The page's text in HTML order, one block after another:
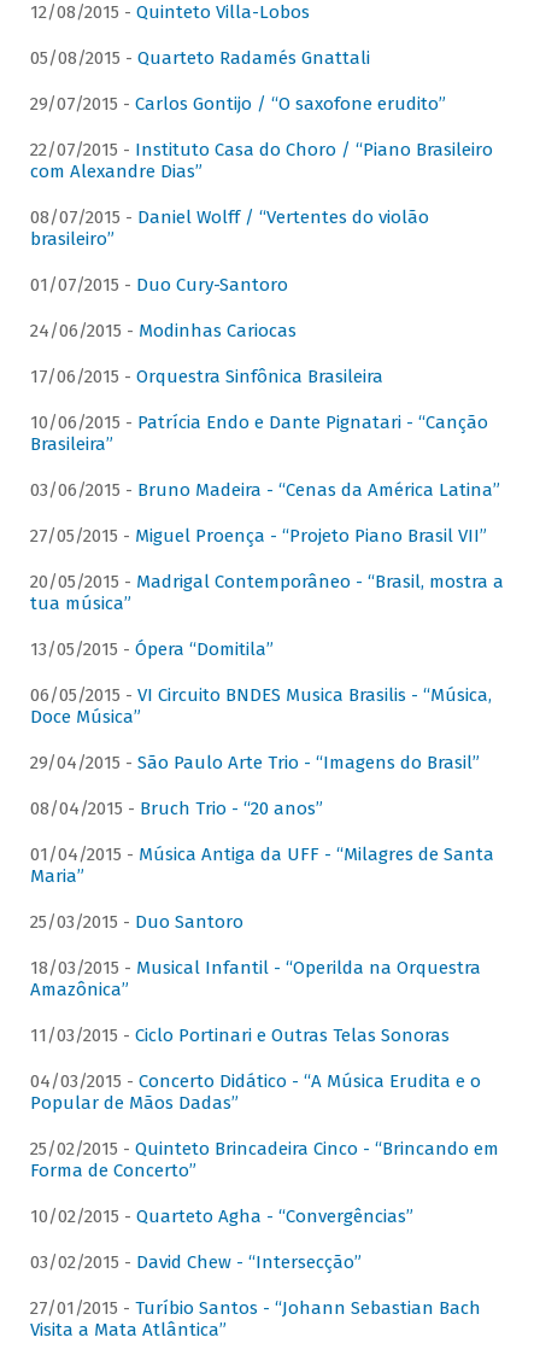
12/08/2015 - Quinteto Villa-Lobos
05/08/2015 - Quarteto Radamés Gnattali
29/07/2015 - Carlos Gontijo / “O saxofone erudito”
22/07/2015 - Instituto Casa do Choro / “Piano Brasileiro
com Alexandre Dias”
08/07/2015 - Daniel Wolff / “Vertentes do violão
brasileiro”
01/07/2015 - Duo Cury-Santoro
24/06/2015 - Modinhas Cariocas
17/06/2015 - Orquestra Sinfônica Brasileira
10/06/2015 - Patrícia Endo e Dante Pignatari - “Canção
Brasileira”
03/06/2015 - Bruno Madeira - “Cenas da América Latina”
27/05/2015 - Miguel Proença - “Projeto Piano Brasil VII”
20/05/2015 - Madrigal Contemporâneo - “Brasil, mostra a
tua música”
13/05/2015 - Ópera “Domitila”
06/05/2015 - VI Circuito BNDES Musica Brasilis - “Música,
Doce Música”
29/04/2015 - São Paulo Arte Trio - “Imagens do Brasil”
08/04/2015 - Bruch Trio - “20 anos”
01/04/2015 - Música Antiga da UFF - “Milagres de Santa
Maria”
25/03/2015 - Duo Santoro
18/03/2015 - Musical Infantil - “Operilda na Orquestra
Amazônica”
11/03/2015 - Ciclo Portinari e Outras Telas Sonoras
04/03/2015 - Concerto Didático - “A Música Erudita e o
Popular de Mãos Dadas”
25/02/2015 - Quinteto Brincadeira Cinco - “Brincando em
Forma de Concerto”
10/02/2015 - Quarteto Agha - “Convergências”
03/02/2015 - David Chew - “Intersecção”
27/01/2015 - Turíbio Santos - “Johann Sebastian Bach
Visita a Mata Atlântica”